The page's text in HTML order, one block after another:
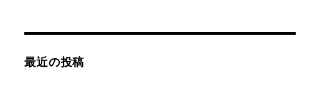
ョ
ン
最近の投稿